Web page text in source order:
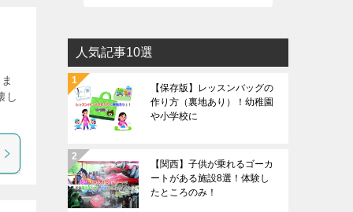
し
人気記事10選
【保存版】レッスンバッグの
作り方（裏地あり）！幼稚園
や小学校に
【関西】子供が乗れるゴーカ
ートがある施設8選！体験し
たところのみ！